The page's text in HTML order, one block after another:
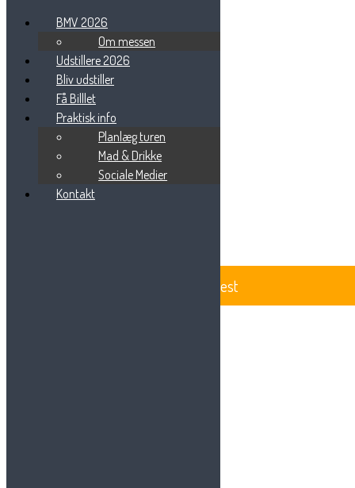
DSC_2683
Beauty Messe Vest
Vestre Ringvej 101
7000 Fredericia
BeautyMesse Vest
BMV 2026
Om messen
Udstillere 2026
Bliv udstiller
Få Billlet
Praktisk info
Planlæg turen
Mad & Drikke
Sociale Medier
Kontakt